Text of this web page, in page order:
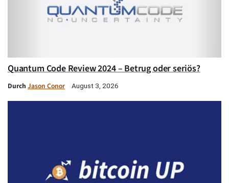
Quantum Code Review 2024 – Betrug oder seriös?
Durch Jason Conor August 3, 2026